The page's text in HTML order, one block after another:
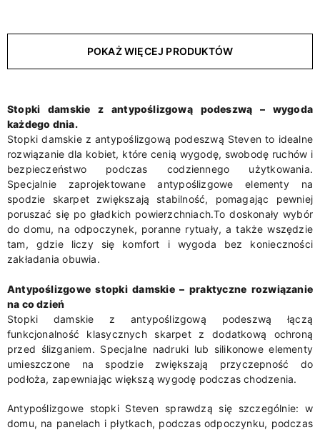
POKAŻ WIĘCEJ PRODUKTÓW
Stopki damskie z antypoślizgową podeszwą – wygoda
każdego dnia.
Stopki damskie z antypoślizgową podeszwą Steven to idealne
rozwiązanie dla kobiet, które cenią wygodę, swobodę ruchów i
bezpieczeństwo podczas codziennego użytkowania.
Specjalnie zaprojektowane antypoślizgowe elementy na
spodzie skarpet zwiększają stabilność, pomagając pewniej
poruszać się po gładkich powierzchniach.To doskonały wybór
do domu, na odpoczynek, poranne rytuały, a także wszędzie
tam, gdzie liczy się komfort i wygoda bez konieczności
zakładania obuwia.
Antypoślizgowe stopki damskie – praktyczne rozwiązanie
na co dzień
Stopki damskie z antypoślizgową podeszwą łączą
funkcjonalność klasycznych skarpet z dodatkową ochroną
przed ślizganiem. Specjalne nadruki lub silikonowe elementy
umieszczone na spodzie zwiększają przyczepność do
podłoża, zapewniając większą wygodę podczas chodzenia.
Antypoślizgowe stopki Steven sprawdzą się szczególnie: w
domu, na panelach i płytkach, podczas odpoczynku, podczas